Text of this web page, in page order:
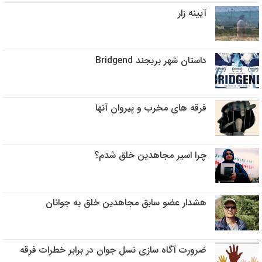
آیینه‌ زار
داستان شهر بریجند Bridgend
فرقه های مخرب و پیروان آنها
چرا اسیر مجاهدین خلق شدم؟
هشدار عضو سابق مجاهدین خلق به جوانان
ضرورت آگاه سازی نسل جوان در برابر خطرات فرقه